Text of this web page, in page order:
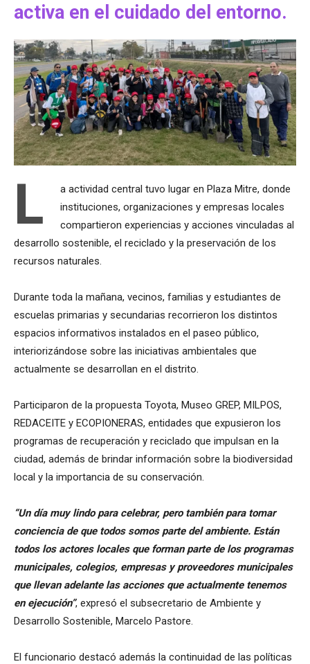
activa en el cuidado del entorno.
L
a actividad central tuvo lugar en Plaza Mitre, donde
instituciones, organizaciones y empresas locales
compartieron experiencias y acciones vinculadas al
desarrollo sostenible, el reciclado y la preservación de los
recursos naturales.
Durante toda la mañana, vecinos, familias y estudiantes de
escuelas primarias y secundarias recorrieron los distintos
espacios informativos instalados en el paseo público,
interiorizándose sobre las iniciativas ambientales que
actualmente se desarrollan en el distrito.
Participaron de la propuesta Toyota, Museo GREP, MILPOS,
REDACEITE y ECOPIONERAS, entidades que expusieron los
programas de recuperación y reciclado que impulsan en la
ciudad, además de brindar información sobre la biodiversidad
local y la importancia de su conservación.
“Un día muy lindo para celebrar, pero también para tomar
conciencia de que todos somos parte del ambiente. Están
todos los actores locales que forman parte de los programas
municipales, colegios, empresas y proveedores municipales
que llevan adelante las acciones que actualmente tenemos
en ejecución”, expresó el subsecretario de Ambiente y
Desarrollo Sostenible, Marcelo Pastore.
El funcionario destacó además la continuidad de las políticas